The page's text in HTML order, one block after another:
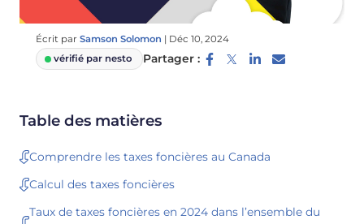
Écrit par Samson Solomon | Déc 10, 2024
vérifié par nesto
Partager :
Table des matières
Comprendre les taxes foncières au Canada
Calcul des taxes foncières
Taux de taxes foncières en 2024 dans l’ensemble du